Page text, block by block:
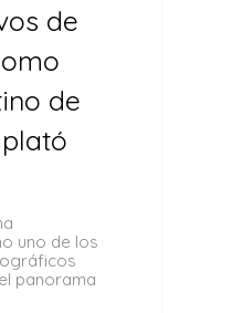
de
de
uno de los
panorama